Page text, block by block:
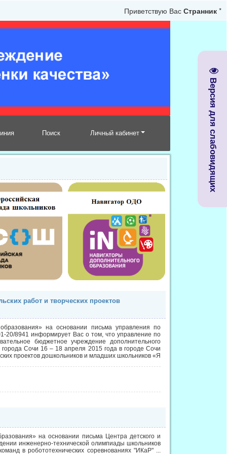
Версия для слабовидящих
Приветствую Вас Странник *
Поиск Личный кабинет
работ и творческих проектов
на основании письма управления по
20/8941 информирует Вас о том, что управление по
бюджетное учреждение дополнительного
Сочи 16 – 18 апреля 2015 года в городе Сочи
проектов дошкольников и младших школьников «Я
на основании письма Центра детского и
инженерно-технической олимпиады школьников
в робототехнических соревнованиях "ИКаР" ...